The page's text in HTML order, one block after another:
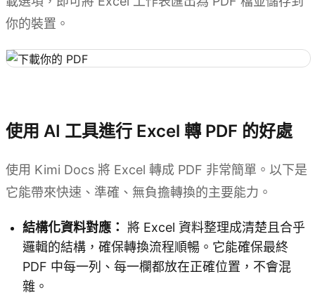
你的裝置。
使用 AI 工具進行 Excel 轉 PDF 的好處
使用 Kimi Docs 將 Excel 轉成 PDF 非常簡單。以下是
它能帶來快速、準確、無負擔轉換的主要能力。
結構化資料對應： 將 Excel 資料整理成清楚且合乎
邏輯的結構，確保轉換流程順暢。它能確保最終
PDF 中每一列、每一欄都放在正確位置，不會混
雜。